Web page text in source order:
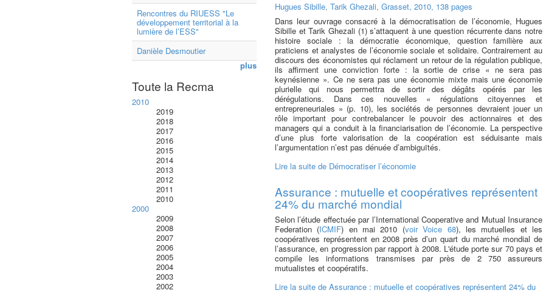
Rencontres du RIUESS "Le
développement territorial à la
lumière de l’ESS"
Danièle Desmoutier
plus
Toute la Recma
2010
2019
2018
2017
2016
2015
2014
2013
2012
2011
2010
2000
2009
2008
2007
2006
2005
2004
2003
2002
Hugues Sibille, Tarik Ghezali, Grasset, 2010, 138 pages
Dans leur ouvrage consacré à la démocratisation de l’économie, Hugues
Sibille et Tarik Ghezali (1) s’attaquent à une question récurrente dans notre
histoire sociale : la démocratie économique, question familière aux
praticiens et analystes de l’économie sociale et solidaire. Contrairement au
discours des économistes qui réclament un retour de la régulation publique,
ils affirment une conviction forte : la sortie de crise « ne sera pas
keynésienne ». Ce ne sera pas une économie mixte mais une économie
plurielle qui nous permettra de sortir des dégâts opérés par les
dérégulations. Dans ces nouvelles « régulations citoyennes et
entrepreneuriales » (p. 10), les sociétés de personnes devraient jouer un
rôle important pour contrebalancer le pouvoir des actionnaires et des
managers qui a conduit à la financiarisation de l’économie. La perspective
d’une plus forte valorisation de la coopération est séduisante mais
l’argumentation n’est pas dénuée d’ambiguïtés.
Lire la suite de Démocratiser l’économie
Assurance : mutuelle et coopératives représentent
24% du marché mondial
Selon l’étude effectuée par l’International Cooperative and Mutual Insurance
Federation (ICMIF) en mai 2010 (voir Voice 68), les mutuelles et les
coopératives représentent en 2008 près d’un quart du marché mondial de
l’assurance, en progression par rapport à 2008. L'étude porte sur 70 pays et
compile les informations transmises par près de 2 750 assureurs
mutualistes et coopératifs.
Lire la suite de Assurance : mutuelle et coopératives représentent 24% du